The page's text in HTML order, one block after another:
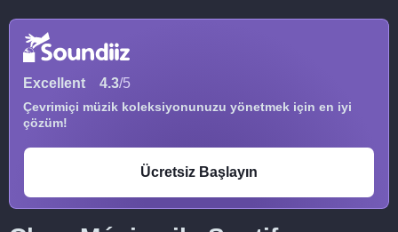
Excellent 4.3/5
Çevrimiçi müzik koleksiyonunuzu yönetmek için en iyi
çözüm!
Ücretsiz Başlayın